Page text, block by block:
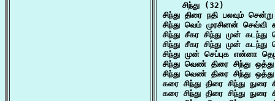
    சிந்து (32)
சிந்து திரை நதி பலவும்
சிந்து வெம் முரசினன் செவ்வி
சிந்து சீகர சிந்து முன்
சிந்து சீகர சிந்து முன்
சிந்து முன் செப்புக என்னா
சிந்து வெண் திரை சிந்து
சிந்து வெண் திரை சிந்து
கரை சிந்து திரை சிந்து
கரை சிந்து திரை சிந்து